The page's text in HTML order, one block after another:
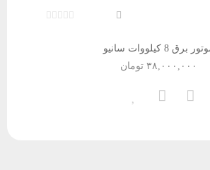
برق 8 کیلووات سانیو
تومان۳۸,۰۰۰,۰۰۰